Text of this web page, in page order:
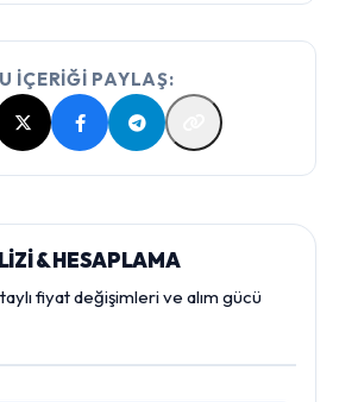
İÇERİĞİ PAYLAŞ:
& HESAPLAMA
fiyat değişimleri ve alım gücü